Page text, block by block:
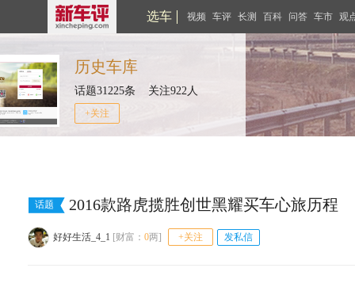
选车 视频 车评 长测 百科 问答 车市 观
历史车库
话题31225条 关注922人
+关注
话题 2016款路虎揽胜创世黑耀买车心旅历程
好好生活_4_1 [财富： 0两] +关注 发私信